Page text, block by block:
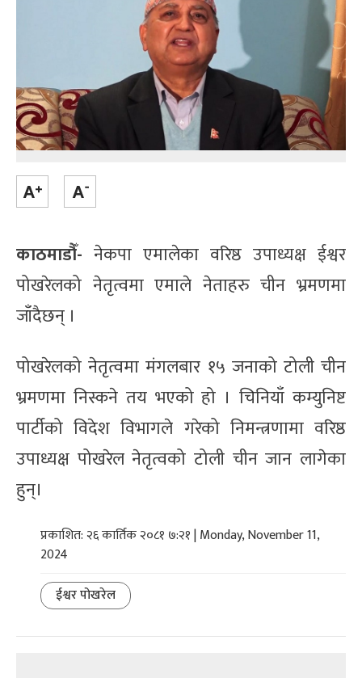
काठमाडौँ- नेकपा एमालेका वरिष्ठ उपाध्यक्ष ईश्वर
पोखरेलको नेतृत्वमा एमाले नेताहरु चीन भ्रमणमा
जाँदैछन् ।
पोखरेलको नेतृत्वमा मंगलबार १५ जनाको टोली चीन
भ्रमणमा निस्कने तय भएको हो । चिनियाँ कम्युनिष्ट
पार्टीको विदेश विभागले गरेको निमन्त्रणामा वरिष्ठ
उपाध्यक्ष पोखरेल नेतृत्वको टोली चीन जान लागेका
हुन्।
प्रकाशित: २६ कार्तिक २०८१ ७:२१ | Monday, November 11,
2024
ईश्वर पोखरेल